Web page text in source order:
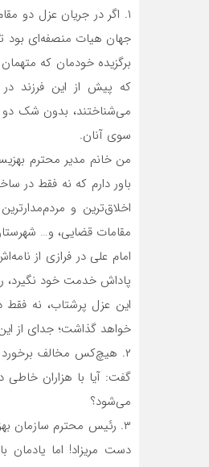
۱. اگر در جریان عزل دو
جهان هیات منصفه‌ای بود
برگزیده خودمان که
که پیش از این فرزند در
می‌شناختند، بدون شک دو
سوی آنان.
من خانم مدیر محترم
باور دارم که نه فقط در
اخلاق‌ترین و
مقامات قضایی، و…
امام علی در فرازی از
پاداش خدمت خود نگیرد،
این عزل پرشتاب، نه فقط
خواهد گذاشت؛ جدای از
۲. هیچ‌کس مخالف
گفت: آیا با هزاران
می‌شود؟
دست مریزاد! اما یادمان